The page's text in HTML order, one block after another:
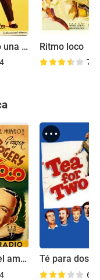
Del cielo bajó una estrella Ritmo loco
7.1
Al compás del amor Té para dos
6.5